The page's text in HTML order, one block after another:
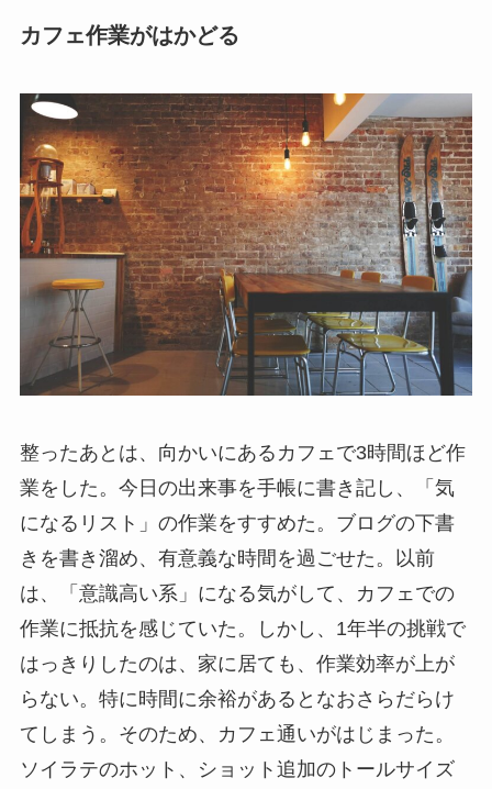
カフェ作業がはかどる
整ったあとは、向かいにあるカフェで3時間ほど作
業をした。今日の出来事を手帳に書き記し、「気
になるリスト」の作業をすすめた。ブログの下書
きを書き溜め、有意義な時間を過ごせた。以前
は、「意識高い系」になる気がして、カフェでの
作業に抵抗を感じていた。しかし、1年半の挑戦で
はっきりしたのは、家に居ても、作業効率が上が
らない。特に時間に余裕があるとなおさらだらけ
てしまう。そのため、カフェ通いがはじまった。
ソイラテのホット、ショット追加のトールサイズ